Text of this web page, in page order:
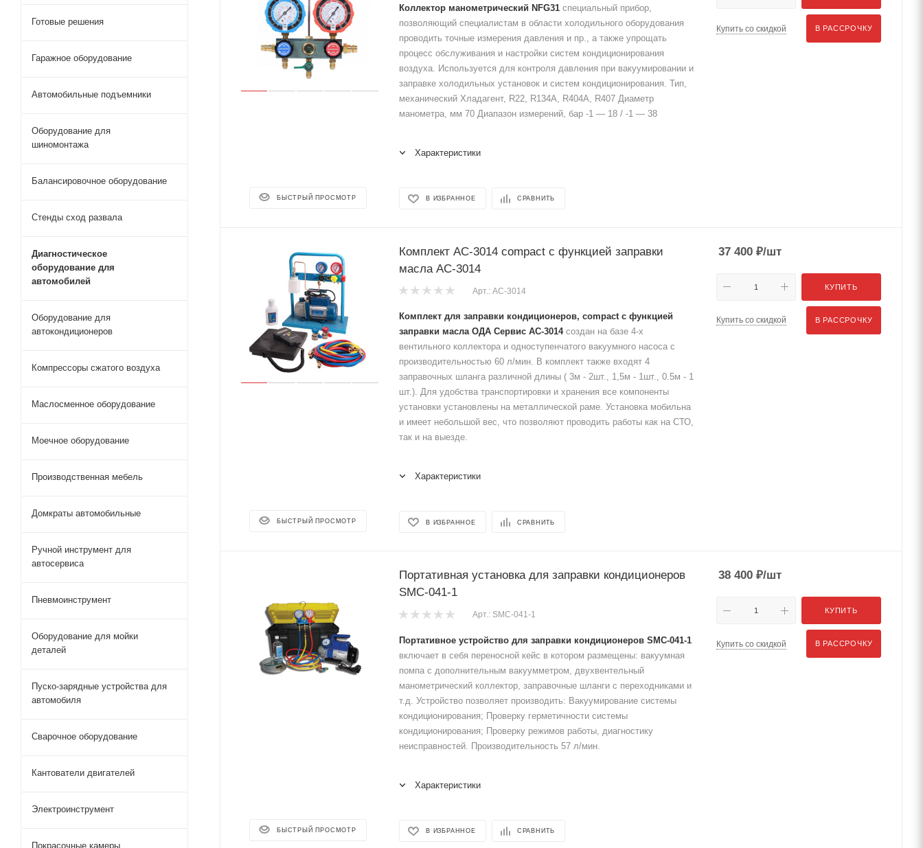
БЫСТРЫЙ ПРОСМОТР
Коллектор манометрический NFG31 специальный прибор,
позволяющий специалистам в области холодильного оборудования
проводить точные измерения давления и пр., а также упрощать
процесс обслуживания и настройки систем кондиционирования
воздуха. Используется для контроля давления при вакуумировании и
заправке холодильных установок и систем кондиционирования. Тип,
механический Хладагент, R22, R134A, R404A, R407 Диаметр
манометра, мм 70 Диапазон измерений, бар -1 — 18 / -1 — 38
Характеристики
В ИЗБРАННОЕ СРАВНИТЬ
Купить со скидкой В РАССРОЧКУ
БЫСТРЫЙ ПРОСМОТР
Комплект AC-3014 compact с функцией заправки
масла AC-3014
Арт.: AC-3014
Комплект для заправки кондиционеров, compact с функцией
заправки масла ОДА Сервис AC-3014создан на базе 4-х
вентильного коллектора и одноступенчатого вакуумного насоса с
производительностью 60 л/мин. В комплект также входят 4
заправочных шланга различной длины ( 3м - 2шт., 1,5м - 1шт., 0.5м - 1
шт.). Для удобства транспортировки и хранения все компоненты
установки установлены на металлической раме. Установка мобильна
и имеет небольшой вес, что позволяют проводить работы как на СТО,
так и на выезде.
Характеристики
В ИЗБРАННОЕ СРАВНИТЬ
37 400 ₽/шт
КУПИТЬ
Купить со скидкой В РАССРОЧКУ
БЫСТРЫЙ ПРОСМОТР
Портативная установка для заправки кондиционеров
SMC-041-1
Арт.: SMC-041-1
Портативное устройство для заправки кондиционеров SMC-041-1
включает в себя переносной кейс в котором размещены: вакуумная
помпа с дополнительным вакуумметром, двухвентельный
манометрический коллектор, заправочные шланги с переходниками и
т.д. Устройство позволяет производить: Вакуумирование системы
кондиционирования; Проверку герметичности системы
кондиционирования; Проверку режимов работы, диагностику
неисправностей. Производительность 57 л/мин.
Характеристики
В ИЗБРАННОЕ СРАВНИТЬ
38 400 ₽/шт
КУПИТЬ
Купить со скидкой В РАССРОЧКУ
Готовые решения
Гаражное оборудование
Автомобильные подъемники
Оборудование для
шиномонтажа
Балансировочное оборудование
Стенды сход развала
Диагностическое
оборудование для
автомобилей
Оборудование для
автокондиционеров
Компрессоры сжатого воздуха
Маслосменное оборудование
Моечное оборудование
Производственная мебель
Домкраты автомобильные
Ручной инструмент для
автосервиса
Пневмоинструмент
Оборудование для мойки
деталей
Пуско-зарядные устройства для
автомобиля
Сварочное оборудование
Кантователи двигателей
Электроинструмент
Покрасочные камеры